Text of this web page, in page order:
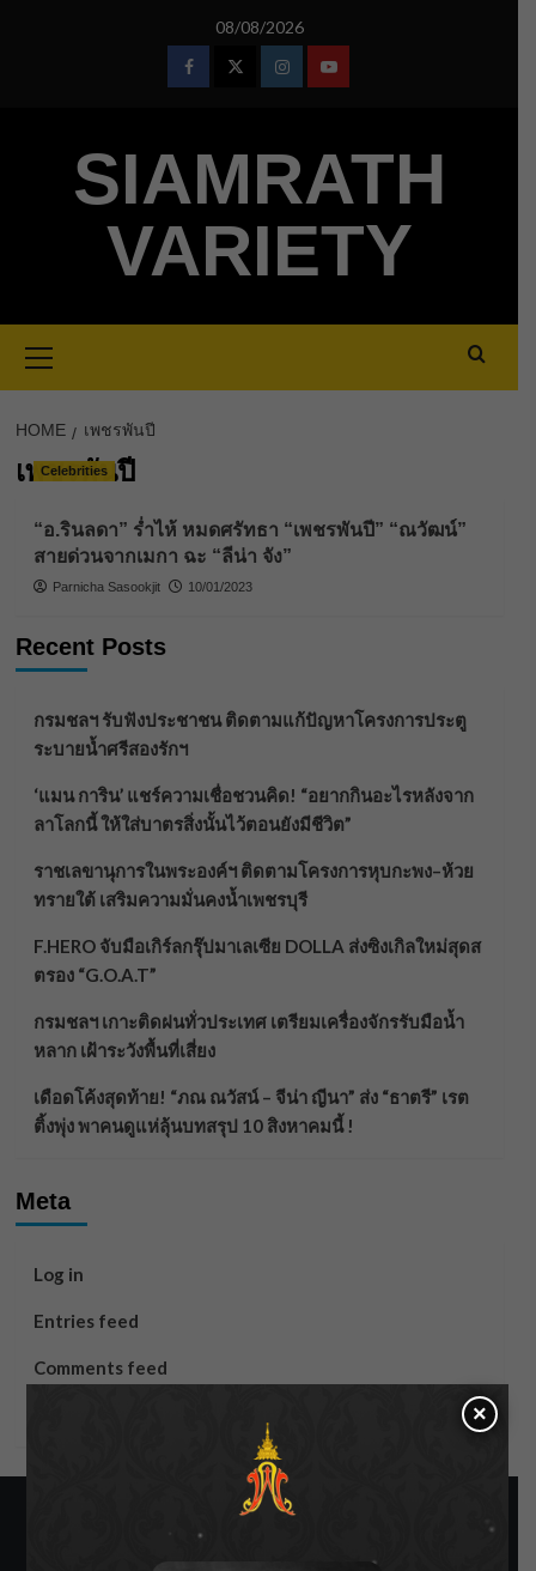
08/08/2026
FacebookTwitterInstagramYoutube
SIAMRATH
VARIETY
Menu
HOME เพชรพันปี
เพชรพันปี
Celebrities
“อ.รินลดา” ร่ำไห้ หมดศรัทธา “เพชรพันปี” “ณวัฒน์”
สายด่วนจากเมกา ฉะ “ลีน่า จัง”
Parnicha Sasookjit 10/01/2023
Recent Posts
กรมชลฯ รับฟังประชาชน ติดตามแก้ปัญหาโครงการประตู
ระบายน้ำศรีสองรักฯ
‘แมน การิน’ แชร์ความเชื่อชวนคิด! “อยากกินอะไรหลังจาก
ลาโลกนี้ ให้ใส่บาตรสิ่งนั้นไว้ตอนยังมีชีวิต”
ราชเลขานุการในพระองค์ฯ ติดตามโครงการหุบกะพง–ห้วย
ทรายใต้ เสริมความมั่นคงน้ำเพชรบุรี
F.HERO จับมือเกิร์ลกรุ๊ปมาเลเซีย DOLLA ส่งซิงเกิลใหม่สุดส
ตรอง “G.O.A.T”
กรมชลฯ เกาะติดฝนทั่วประเทศ เตรียมเครื่องจักรรับมือน้ำ
หลาก เฝ้าระวังพื้นที่เสี่ยง
เดือดโค้งสุดท้าย! “ภณ ณวัสน์ – จีน่า ญีนา” ส่ง “ธาตรี” เรต
ติ้งพุ่ง พาคนดูแห่ลุ้นบทสรุป 10 สิงหาคมนี้ !
Meta
Log in
Entries feed
Comments feed
×